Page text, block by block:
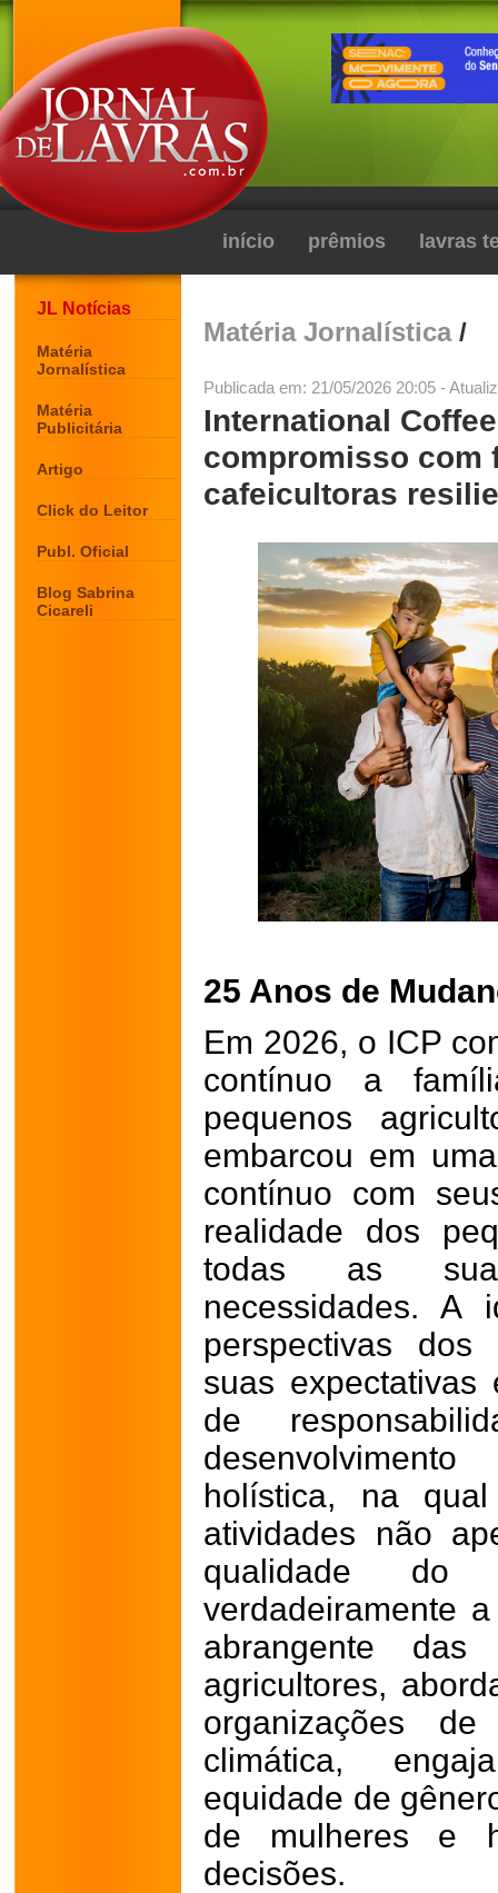
início prêmios lavras
JL Notícias
Matéria
Jornalística
Matéria
Publicitária
Artigo
Click do Leitor
Publ. Oficial
Blog Sabrina
Cicareli
Matéria Jornalística/
Publicada em: 21/05/2026 20:05 -
International
compromisso com
cafeicultoras
25 Anos de
Em 2026, o ICP
contínuo a
pequenos
embarcou em
contínuo com
realidade dos
todas as
necessidades. A
perspectivas dos
suas
de
holística, na
atividades não
qualidade do
verdadeiramente
abrangente
agricultores,
organizações de
climática,
equidade de
de mulheres e
decisões.